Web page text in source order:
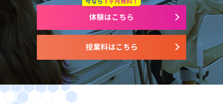
授業料はこちら
体験はこちら